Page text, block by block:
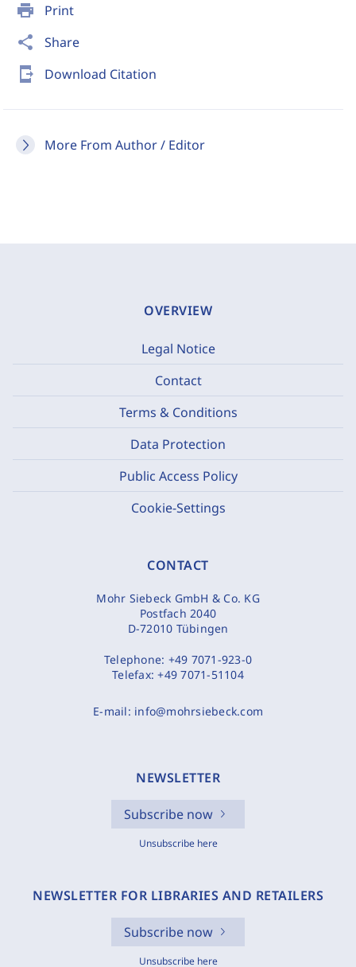
print Print
share Share
send_to_mobile Download Citation
More From Author / Editor
OVERVIEW
Legal Notice
Contact
Terms & Conditions
Data Protection
Public Access Policy
Cookie-Settings
CONTACT
Mohr Siebeck GmbH & Co. KG
Postfach 2040
D-72010 Tübingen
Telephone: +49 7071-923-0
Telefax:+49 7071-51104
E-mail: info@mohrsiebeck.com
NEWSLETTER
Subscribe now
Unsubscribe here
NEWSLETTER FOR LIBRARIES AND RETAILERS
Subscribe now
Unsubscribe here